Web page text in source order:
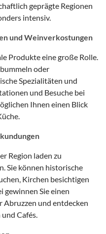
geprägte Regionen
intensiv.
und Weinverkostungen
Produkte eine große Rolle.
oder
Spezialitäten und
und Besuche bei
Ihnen einen Blick
Region laden zu
Sie können historische
Kirchen besichtigen
gewinnen Sie einen
Abruzzen und entdecken
Cafés.